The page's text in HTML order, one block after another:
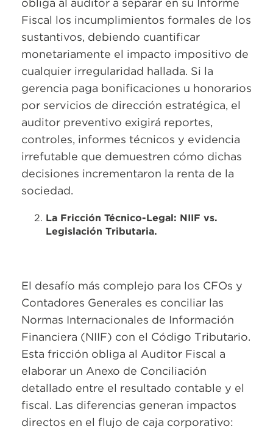
obliga al auditor a separar en su Informe
Fiscal los incumplimientos formales de los
sustantivos, debiendo cuantificar
monetariamente el impacto impositivo de
cualquier irregularidad hallada. Si la
gerencia paga bonificaciones u honorarios
por servicios de dirección estratégica, el
auditor preventivo exigirá reportes,
controles, informes técnicos y evidencia
irrefutable que demuestren cómo dichas
decisiones incrementaron la renta de la
sociedad.
La Fricción Técnico-Legal: NIIF vs.
Legislación Tributaria.
El desafío más complejo para los CFOs y
Contadores Generales es conciliar las
Normas Internacionales de Información
Financiera (NIIF) con el Código Tributario.
Esta fricción obliga al Auditor Fiscal a
elaborar un Anexo de Conciliación
detallado entre el resultado contable y el
fiscal. Las diferencias generan impactos
directos en el flujo de caja corporativo: